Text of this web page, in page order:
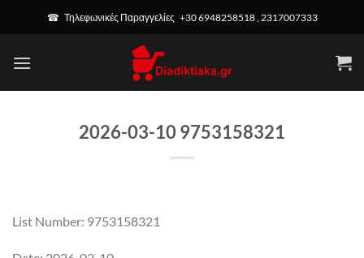
☎ Τηλεφωνικές Παραγγελίες +30 6948258518 , 2317007333
2026-03-10 9753158321
List Number: 9753158321